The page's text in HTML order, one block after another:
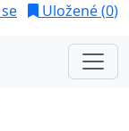
Uložené (0)